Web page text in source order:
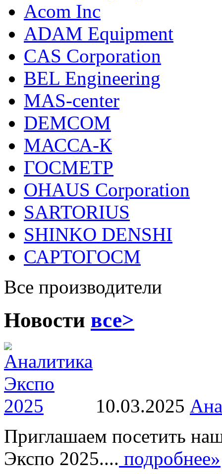
Acom Inc
ADAM Equipment
CAS Corporation
BEL Engineering
MAS-center
DEMCOM
МАССА-К
ГОСМЕТР
OHAUS Corporation
SARTORIUS
SHINKO DENSHI
САРТОГОСМ
Все производители
Новости все>
10.03.2025
Приглашаем посетить
Экспо 2025.... подробнее»